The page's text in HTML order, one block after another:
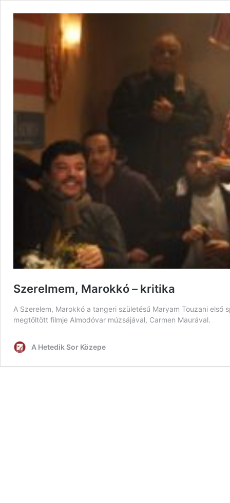
Szerelmem, Marokkó – kritika
A Szerelem, Marokkó a tangeri születésű Maryam Touzani
megtöltött filmje Almodóvar múzsájával, Carmen Maurával.
A Hetedik Sor Közepe